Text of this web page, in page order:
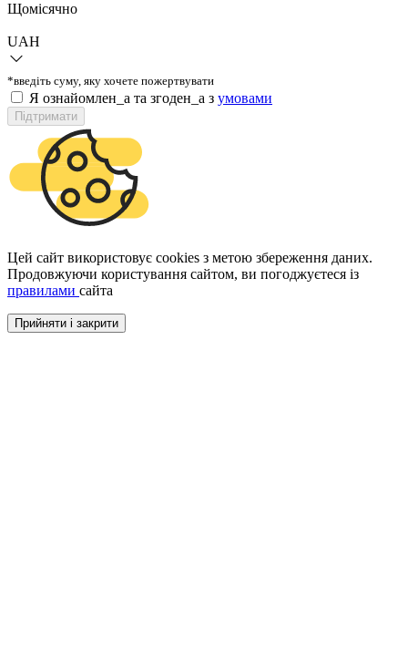
Щомісячно
UAH
*введіть суму, яку хочете пожертвувати
Я ознайомлен_а та згоден_а з умовами
Підтримати
Цей сайт використовує cookies з метою збереження даних.
Продовжуючи користування сайтом, ви погоджуєтеся із
правилами сайта
Прийняти і закрити